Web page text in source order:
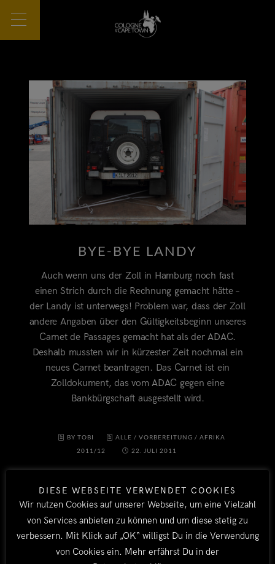
BYE-BYE LANDY
Auch wenn uns der Zoll in Hamburg noch fast
einen Strich durch die Rechnung gemacht hätte –
der Landy ist unterwegs! Problem war, dass der Zoll
andere Angaben über den Gültigkeitsbeginn unseres
Carnet de Passages gemacht hat als der ADAC.
Deshalb mussten wir in kürzester Zeit nochmal ein
neues Carnet beantragen. Das Carnet ist ein
Zolldokument, das vom ADAC gegen eine
Bankbürgschaft ausgestellt wird.
BY TOBI ALLE / VORBEREITUNG / AFRIKA
2011/12
22. JULI 2011
DIESE WEBSEITE VERWENDET COOKIES
Wir nutzen Cookies auf unserer Webseite, um eine Vielzahl
von Services anbieten zu können und um diese stetig zu
verbessern. Mit Klick auf „OK“ willigst Du in die Verwendung
von Cookies ein. Mehr erfährst Du in der